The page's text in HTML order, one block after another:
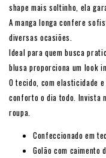
shape mais soltinho, ela
A manga longa confere
diversas ocasiões.
Ideal para quem busca
blusa proporciona um look
O tecido, com elasticidade
conforto o dia todo. Invista
roupa.
Confeccionado em
Golão com caimento